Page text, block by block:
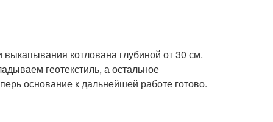
котлована глубиной от 30 см.
геотекстиль, а остальное
основание к дальнейшей работе готово.